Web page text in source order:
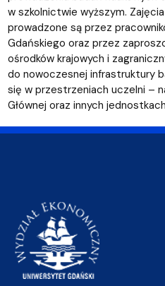
w szkolnictwie wyższym.
prowadzone są przez
Gdańskiego oraz przez
ośrodków krajowych i
do nowoczesnej infrastruktury
się w przestrzeniach uczelni –
Głównej oraz innych